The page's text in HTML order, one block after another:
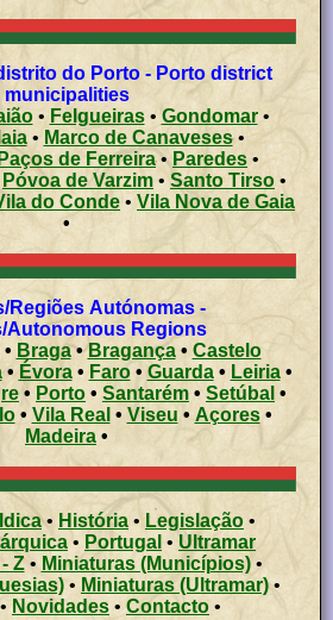
municipalities
• Felgueiras•Gondomar•
• Marco de Canaveses•
Paços de Ferreira• Paredes •
Póvoa de Varzim • Santo Tirso •
Vila do Conde• Vila Nova de Gaia
•
Autónomas -
Autonomous Regions
• Braga•Bragança• Castelo
• Évora• Faro• Guarda• Leiria•
• Porto • Santarém • Setúbal •
• Vila Real • Viseu •Açores •
Madeira •
• História • Legislação •
• Portugal • Ultramar
Z• Miniaturas (Municípios)•
• Miniaturas (Ultramar)•
Novidades •Contacto •